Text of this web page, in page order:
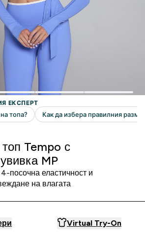
Tempo с
MP
посочна еластичност и
на влагата
Virtual Try-On